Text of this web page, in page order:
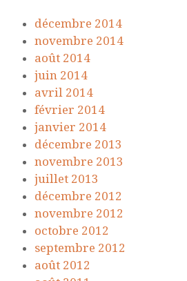
décembre 2014
novembre 2014
août 2014
juin 2014
avril 2014
février 2014
janvier 2014
décembre 2013
novembre 2013
juillet 2013
décembre 2012
novembre 2012
octobre 2012
septembre 2012
août 2012